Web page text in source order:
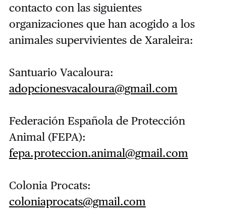
contacto con las siguientes
organizaciones que han acogido a los
animales supervivientes de Xaraleira:
Santuario Vacaloura:
adopcionesvacaloura@gmail.com
Federación Española de Protección
Animal (FEPA):
fepa.proteccion.animal@gmail.com
Colonia Procats:
coloniaprocats@gmail.com